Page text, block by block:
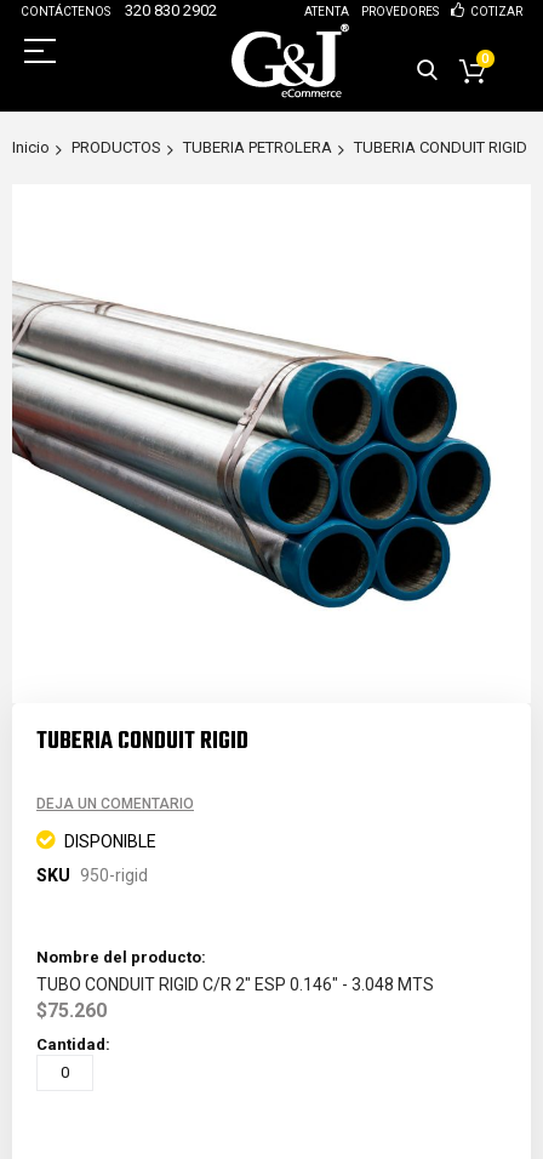
CONTÁCTENOS 320 830 2902 ATENTA PROVEDORES COTIZAR
0
Inicio PRODUCTOS TUBERIA PETROLERA TUBERIA CONDUIT RIGID
galería
de
imágenes
comienzo
galería
imágenes
TUBERIA CONDUIT RIGID
DEJA UN COMENTARIO
DISPONIBLE
SKU 950-rigid
product
TUBO CONDUIT RIGID C/R 2" ESP 0.146" - 3.048 MTS
$75.260